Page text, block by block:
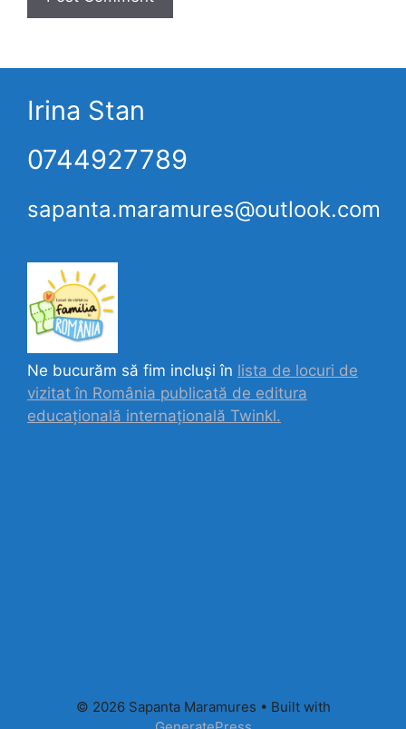
Irina Stan
0744927789
sapanta.maramures@outlook.com
Ne bucurăm să fim incluși în lista de locuri de
vizitat în România publicată de editura
educațională internațională Twinkl.
© 2026 Sapanta Maramures • Built with